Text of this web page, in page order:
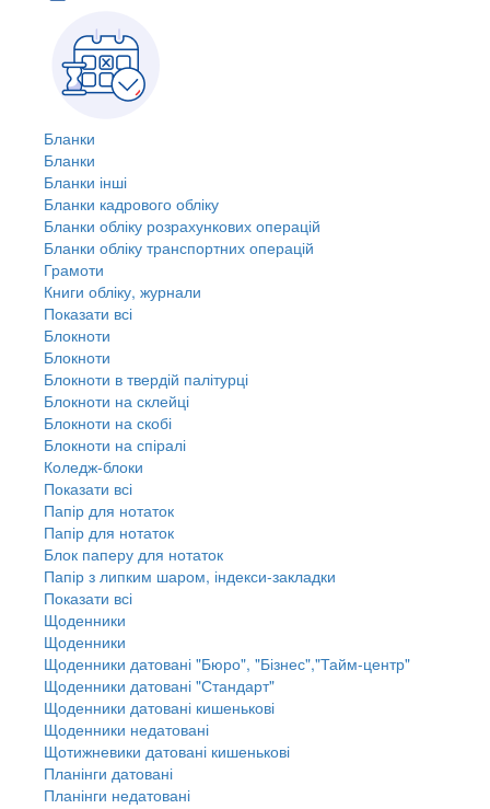
Бланки
Бланки
Бланки інші
Бланки кадрового обліку
Бланки обліку розрахункових операцій
Бланки обліку транспортних операцій
Грамоти
Книги обліку, журнали
Показати всі
Блокноти
Блокноти
Блокноти в твердій палітурці
Блокноти на склейці
Блокноти на скобі
Блокноти на спіралі
Коледж-блоки
Показати всі
Папір для нотаток
Папір для нотаток
Блок паперу для нотаток
Папір з липким шаром, індекси-закладки
Показати всі
Щоденники
Щоденники
Щоденники датовані "Бюро", "Бізнес","Тайм-центр"
Щоденники датовані "Стандарт"
Щоденники датовані кишенькові
Щоденники недатовані
Щотижневики датовані кишенькові
Планінги датовані
Планінги недатовані